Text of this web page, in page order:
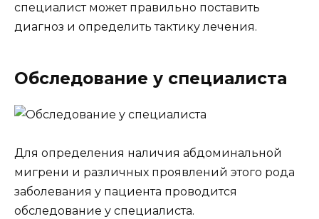
специалист может правильно поставить
диагноз и определить тактику лечения.
Обследование у специалиста
Для определения наличия абдоминальной
мигрени и различных проявлений этого рода
заболевания у пациента проводится
обследование у специалиста.